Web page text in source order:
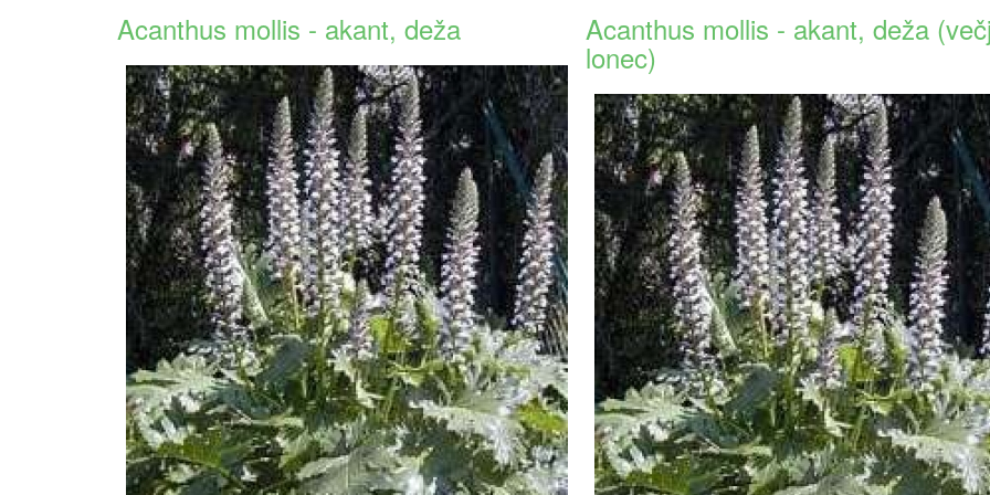
Acanthus mollis - akant, deža Acanthus mollis - akant, deža
lonec)